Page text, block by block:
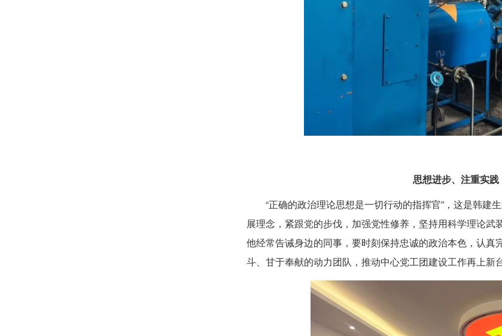
思想进步、注重实
“正确的政治理论思想是一切行动的指挥官”，这是韩
展理念，紧跟党的步伐，加强党性修养，坚持用科学理论武
他经常告诫身边的同事，要时刻保持忠诚的政治本色，认
斗、甘于奉献的动力团队，推动中心党工团建设工作再上新台